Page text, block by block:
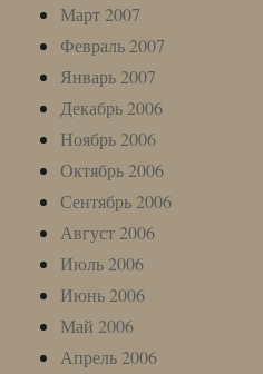
Март 2007
Февраль 2007
Январь 2007
Декабрь 2006
Ноябрь 2006
Октябрь 2006
Сентябрь 2006
Август 2006
Июль 2006
Июнь 2006
Май 2006
Апрель 2006